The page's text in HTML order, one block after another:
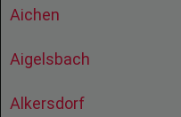
Aichen
Aigelsbach
Alkersdorf